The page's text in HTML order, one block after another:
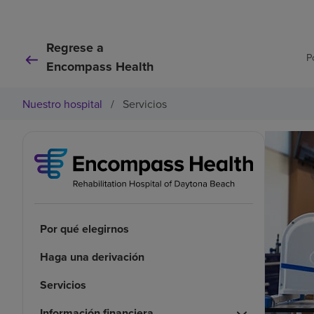
Regrese a
Encompass Health
Nuestro hospital / Servicios
Por qué elegirnos
Haga una derivación
Servicios